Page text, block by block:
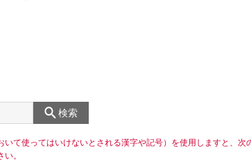
検索
て使ってはいけないとされる漢字や記号）を使用しますと、次
。